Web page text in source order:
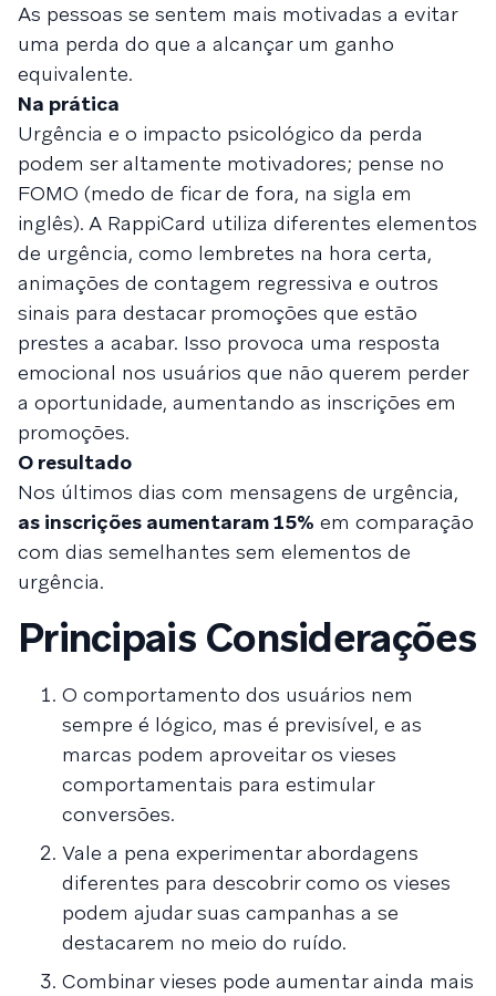
As pessoas se sentem mais motivadas a evitar
uma perda do que a alcançar um ganho
equivalente.
Na prática
Urgência e o impacto psicológico da perda
podem ser altamente motivadores; pense no
FOMO (medo de ficar de fora, na sigla em
inglês). A RappiCard utiliza diferentes elementos
de urgência, como lembretes na hora certa,
animações de contagem regressiva e outros
sinais para destacar promoções que estão
prestes a acabar. Isso provoca uma resposta
emocional nos usuários que não querem perder
a oportunidade, aumentando as inscrições em
promoções.
O resultado
Nos últimos dias com mensagens de urgência,
as inscrições aumentaram 15% em comparação
com dias semelhantes sem elementos de
urgência.
Principais Considerações
O comportamento dos usuários nem
sempre é lógico, mas é previsível, e as
marcas podem aproveitar os vieses
comportamentais para estimular
conversões.
Vale a pena experimentar abordagens
diferentes para descobrir como os vieses
podem ajudar suas campanhas a se
destacarem no meio do ruído.
Combinar vieses pode aumentar ainda mais